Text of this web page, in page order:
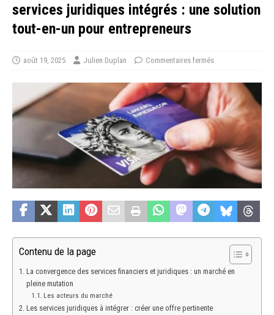
services juridiques intégrés : une solution
tout-en-un pour entrepreneurs
août 19, 2025 Julien Duplan Commentaires fermés
Contenu de la page
La convergence des services financiers et juridiques : un marché en
pleine mutation
Les acteurs du marché
Les services juridiques à intégrer : créer une offre pertinente